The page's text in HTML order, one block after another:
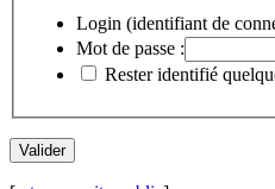
Login (identifiant de
Mot de passe :
Rester identifié